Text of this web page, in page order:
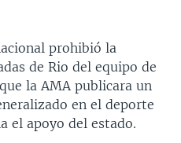
prohibió la
de Rio del equipo de
la AMA publicara un
en el deporte
el apoyo del estado.